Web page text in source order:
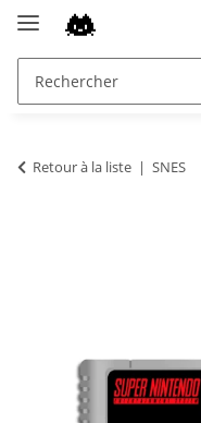
Retour à la liste SNES